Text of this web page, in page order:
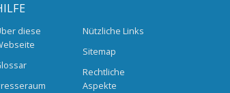
diese
Nützliche Links
Sitemap
Rechtliche
Aspekte